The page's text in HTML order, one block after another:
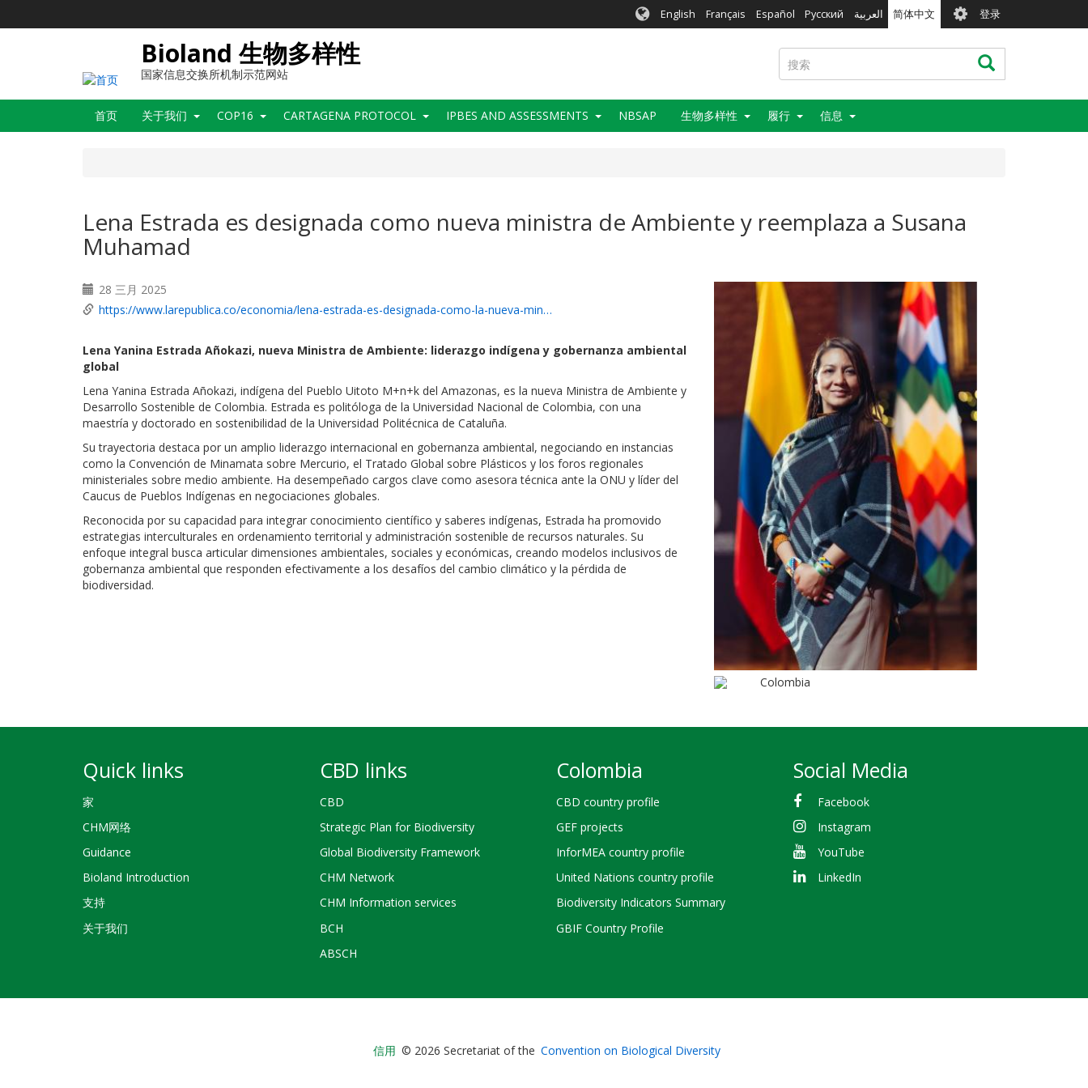
容
English Français Español Русский العربية 简体中文 User
account
menu
登录
Bioland 生物多样性
国家信息交换所机制示范网站
搜
索
搜索
Main
navigation
首页 关于我们 COP16 CARTAGENA PROTOCOL IPBES AND ASSESSMENTS NBSAP 生物多样性 履行 信息
Lena Estrada es designada como nueva ministra de Ambiente y reemplaza a Susana
Muhamad
28 三月 2025
https://www.larepublica.co/economia/lena-estrada-es-designada-como-la-nueva-min…
Lena Yanina Estrada Añokazi, nueva Ministra de Ambiente: liderazgo indígena y gobernanza ambiental
global
Lena Yanina Estrada Añokazi, indígena del Pueblo Uitoto M+n+k del Amazonas, es la nueva Ministra de Ambiente y
Desarrollo Sostenible de Colombia. Estrada es politóloga de la Universidad Nacional de Colombia, con una
maestría y doctorado en sostenibilidad de la Universidad Politécnica de Cataluña.
Su trayectoria destaca por un amplio liderazgo internacional en gobernanza ambiental, negociando en instancias
como la Convención de Minamata sobre Mercurio, el Tratado Global sobre Plásticos y los foros regionales
ministeriales sobre medio ambiente. Ha desempeñado cargos clave como asesora técnica ante la ONU y líder del
Caucus de Pueblos Indígenas en negociaciones globales.
Reconocida por su capacidad para integrar conocimiento científico y saberes indígenas, Estrada ha promovido
estrategias interculturales en ordenamiento territorial y administración sostenible de recursos naturales. Su
enfoque integral busca articular dimensiones ambientales, sociales y económicas, creando modelos inclusivos de
gobernanza ambiental que responden efectivamente a los desafíos del cambio climático y la pérdida de
biodiversidad.
Colombia
Quick links
家
CHM网络
Guidance
Bioland Introduction
支持
关于我们
CBD links
CBD
Strategic Plan for Biodiversity
Global Biodiversity Framework
CHM Network
CHM Information services
BCH
ABSCH
Colombia
CBD country profile
GEF projects
InforMEA country profile
United Nations country profile
Biodiversity Indicators Summary
GBIF Country Profile
Social Media
Facebook
Instagram
YouTube
LinkedIn
Bioland
信用 © 2026 Secretariat of the Convention on Biological Diversity